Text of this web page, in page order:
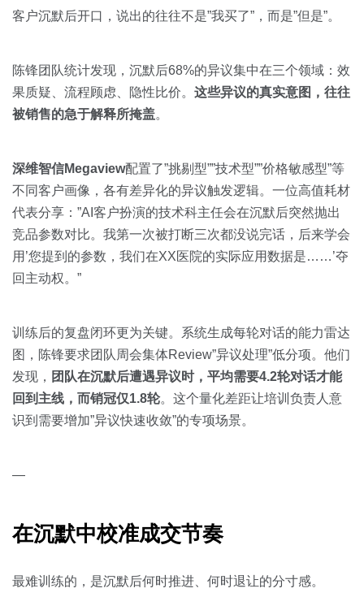
客户沉默后开口，说出的往往不是”我买了”，而是”但是”。
陈锋团队统计发现，沉默后68%的异议集中在三个领域：效
果质疑、流程顾虑、隐性比价。 这些异议的真实意图，往往
被销售的急于解释所掩盖。
深维智信Megaview配置了”挑剔型””技术型””价格敏感型”等
不同客户画像，各有差异化的异议触发逻辑。一位高值耗材
代表分享：”AI客户扮演的技术科主任会在沉默后突然抛出
竞品参数对比。我第一次被打断三次都没说完话，后来学会
用’您提到的参数，我们在XX医院的实际应用数据是……’夺
回主动权。”
训练后的复盘闭环更为关键。系统生成每轮对话的能力雷达
图，陈锋要求团队周会集体Review”异议处理”低分项。他们
发现， 团队在沉默后遭遇异议时，平均需要4.2轮对话才能
回到主线，而销冠仅1.8轮。这个量化差距让培训负责人意
识到需要增加”异议快速收敛”的专项场景。
—
在沉默中校准成交节奏
最难训练的，是沉默后何时推进、何时退让的分寸感。